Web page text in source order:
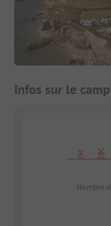
Infos sur le
Nombre